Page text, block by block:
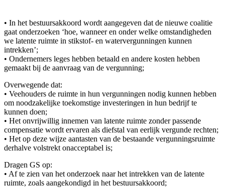
• In het bestuursakkoord wordt aangegeven dat de nieuwe coalitie
gaat onderzoeken ‘hoe, wanneer en onder welke omstandigheden
we latente ruimte in stikstof- en watervergunningen kunnen
intrekken’;
• Ondernemers leges hebben betaald en andere kosten hebben
gemaakt bij de aanvraag van de vergunning;
Overwegende dat:
• Veehouders de ruimte in hun vergunningen nodig kunnen hebben
om noodzakelijke toekomstige investeringen in hun bedrijf te
kunnen doen;
• Het onvrijwillig innemen van latente ruimte zonder passende
compensatie wordt ervaren als diefstal van eerlijk vergunde rechten;
• Het op deze wijze aantasten van de bestaande vergunningsruimte
derhalve volstrekt onacceptabel is;
Dragen GS op:
• Af te zien van het onderzoek naar het intrekken van de latente
ruimte, zoals aangekondigd in het bestuursakkoord;